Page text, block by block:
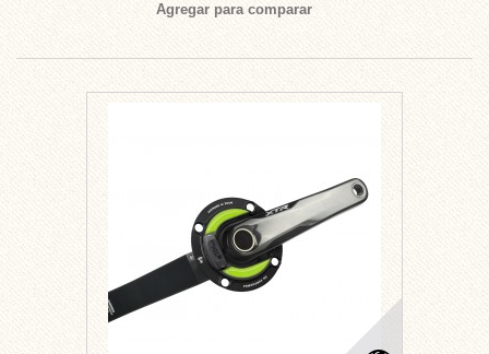
Agregar para comparar